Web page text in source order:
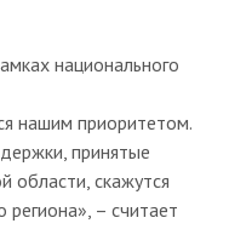
национального
нашим приоритетом.
принятые
области, скажутся
– считает